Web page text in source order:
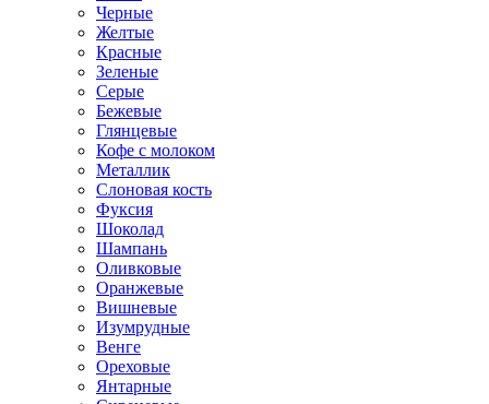
Черные
Желтые
Красные
Зеленые
Серые
Бежевые
Глянцевые
Кофе с молоком
Металлик
Слоновая кость
Фуксия
Шоколад
Шампань
Оливковые
Оранжевые
Вишневые
Изумрудные
Венге
Ореховые
Янтарные